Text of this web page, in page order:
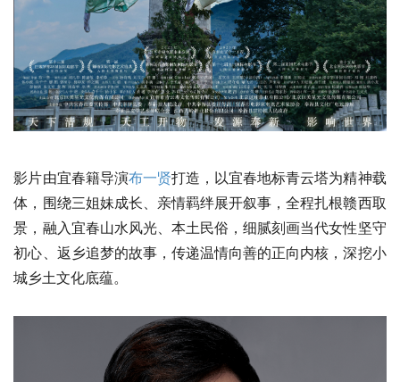
影片由宜春籍导演布一贤打造，以宜春地标青云塔为精神载
体，围绕三姐妹成长、亲情羁绊展开叙事，全程扎根赣西取
景，融入宜春山水风光、本土民俗，细腻刻画当代女性坚守
初心、返乡追梦的故事，传递温情向善的正向内核，深挖小
城乡土文化底蕴。